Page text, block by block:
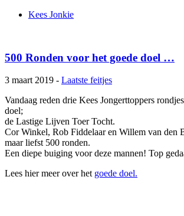
Kees Jonkie
500 Ronden voor het goede doel …
3 maart 2019 - Laatste feitjes
Vandaag reden drie Kees Jongerttoppers
doel;
de Lastige Lijven Toer Tocht.
Cor Winkel, Rob Fiddelaar en Willem van den
maar liefst 500 ronden.
Een diepe buiging voor deze mannen! Top
Lees hier meer over het goede doel.